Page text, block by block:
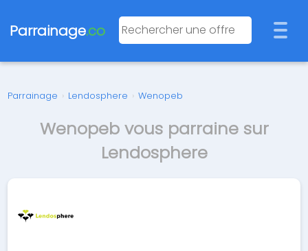
Parrainage.co
Parrainage › Lendosphere › Wenopeb
Wenopeb vous parraine sur
Lendosphere